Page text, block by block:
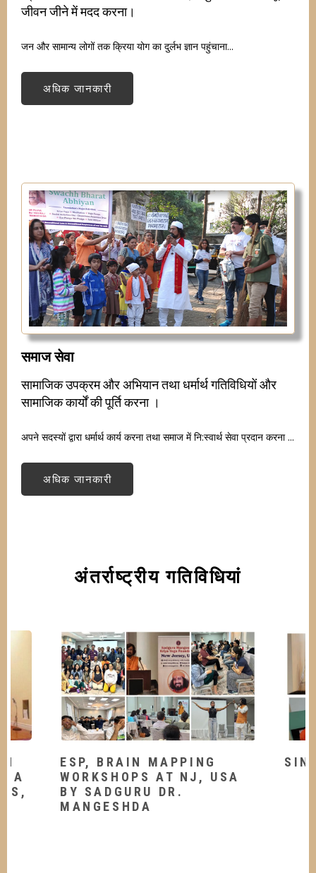
जीवन जीने में मदद करना।
जन और सामान्य लोगों तक क्रिया योग का दुर्लभ ज्ञान पहुंचाना...
अधिक जानकारी
समाज सेवा
सामाजिक उपक्रम और अभियान तथा धर्मार्थ गतिविधियों और
सामाजिक कार्यों की पूर्ति करना ।
अपने सदस्यों द्वारा धर्मार्थ कार्य करना तथा समाज में नि:स्वार्थ सेवा प्रदान करना ...
अधिक जानकारी
अंतर्राष्ट्रीय गतिविधियां
ESP, BRAIN MAPPING
WORKSHOPS AT NJ, USA
BY SADGURU DR.
MANGESHDA